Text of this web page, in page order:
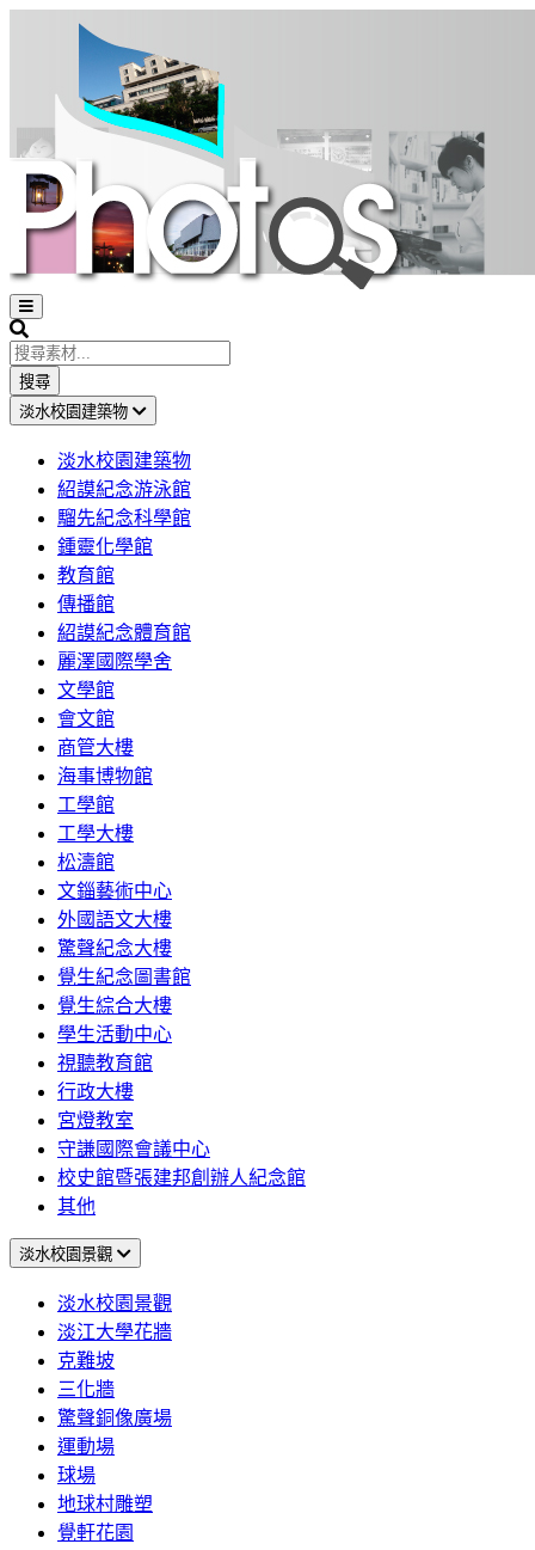
Open
sidebar
Search
搜尋
淡水校園建築物
淡水校園建築物
紹謨紀念游泳館
騮先紀念科學館
鍾靈化學館
教育館
傳播館
紹謨紀念體育館
麗澤國際學舍
文學館
會文館
商管大樓
海事博物館
工學館
工學大樓
松濤館
文錙藝術中心
外國語文大樓
驚聲紀念大樓
覺生紀念圖書館
覺生綜合大樓
學生活動中心
視聽教育館
行政大樓
宮燈教室
守謙國際會議中心
校史館暨張建邦創辦人紀念館
其他
淡水校園景觀
淡水校園景觀
淡江大學花牆
克難坡
三化牆
驚聲銅像廣場
運動場
球場
地球村雕塑
覺軒花園